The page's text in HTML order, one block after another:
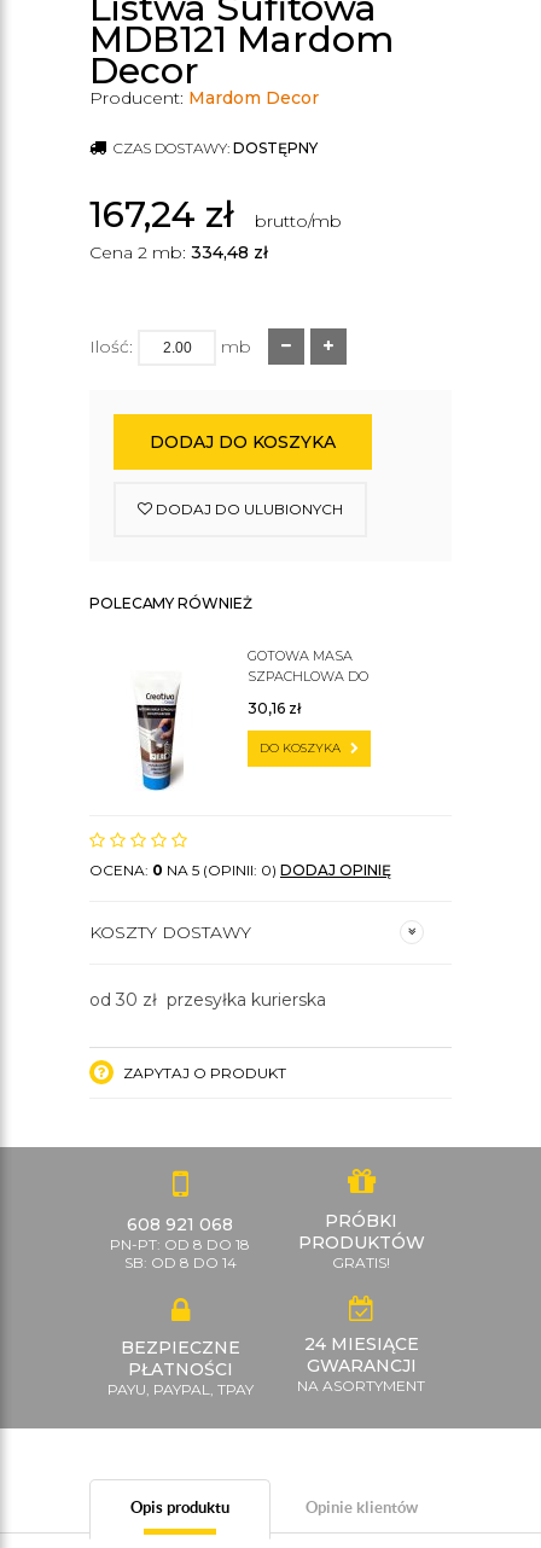
MDB121 Mardom
Decor
Producent: Mardom Decor
CZAS DOSTAWY: DOSTĘPNY
167,24 zł
brutto/mb
Cena 2 mb: 334,48 zł
Ilość: mb
DODAJ DO KOSZYKA
DODAJ DO ULUBIONYCH
POLECAMY RÓWNIEŻ
GOTOWA MASA
SZPACHLOWA DO
30,16 zł
DO KOSZYKA
OCENA: 0 NA 5 (OPINII: 0) DODAJ OPINIĘ
KOSZTY DOSTAWY
od 30 zł przesyłka kurierska
ZAPYTAJ O PRODUKT
608 921 068
PN-PT: OD 8 DO 18
SB: OD 8 DO 14
PRÓBKI
PRODUKTÓW
GRATIS!
BEZPIECZNE
PŁATNOŚCI
PAYU, PAYPAL, TPAY
24 MIESIĄCE
GWARANCJI
NA ASORTYMENT
Opis produktu Opinie klientów